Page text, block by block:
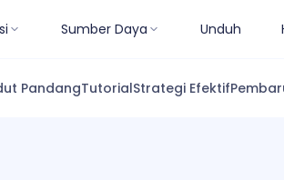
Sumber Daya Unduh
PandangTutorialStrategi Efektif